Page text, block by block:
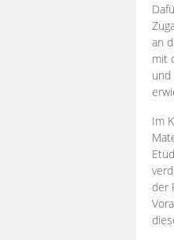
an
mit
und
Im
der